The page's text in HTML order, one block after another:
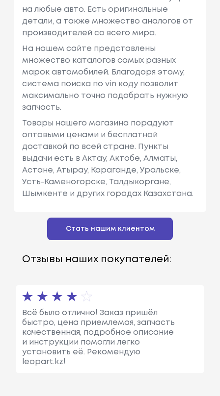
на любые авто. Есть оригинальные
детали, а также множество аналогов от
производителей со всего мира.
На нашем сайте представлены
множество каталогов самых разных
марок автомобилей. Благодоря этому,
система поиска по vin коду позволит
максимально точно подобрать нужную
запчасть.
Товары нашего магазина порадуют
оптовыми ценами и бесплатной
доставкой по всей стране. Пункты
выдачи есть в Актау, Актобе, Алматы,
Астане, Атырау, Караганде, Уральске,
Усть-Каменогорске, Талдыкоргане,
Шымкенте и других городах Казахстана.
Стать нашим клиентом
Отзывы наших покупателей:
Всё было отлично! Заказ пришёл
быстро, цена приемлемая, запчасть
качественная, подробное описание
и инструкции помогли легко
установить её. Рекомендую
leopart.kz!